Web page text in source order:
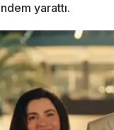
yarattı.